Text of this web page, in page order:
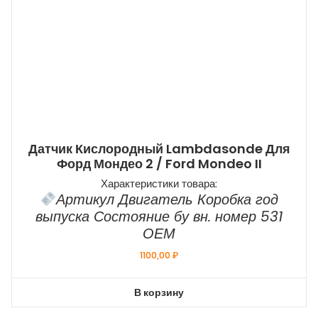
Датчик Кислородный Lambdasonde Для
Форд Мондео 2 / Ford Mondeo II
Характеристики товара:
Артикул Двигатель Коробка год
выпуска Состояние бу вн. номер 531
ОЕМ
1100,00₽
В корзину